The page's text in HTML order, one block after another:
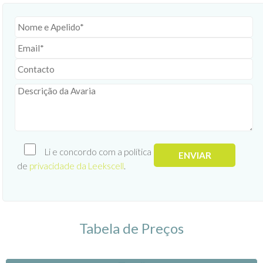
Li e concordo com a política
de privacidade da Leekscell.
Tabela de Preços